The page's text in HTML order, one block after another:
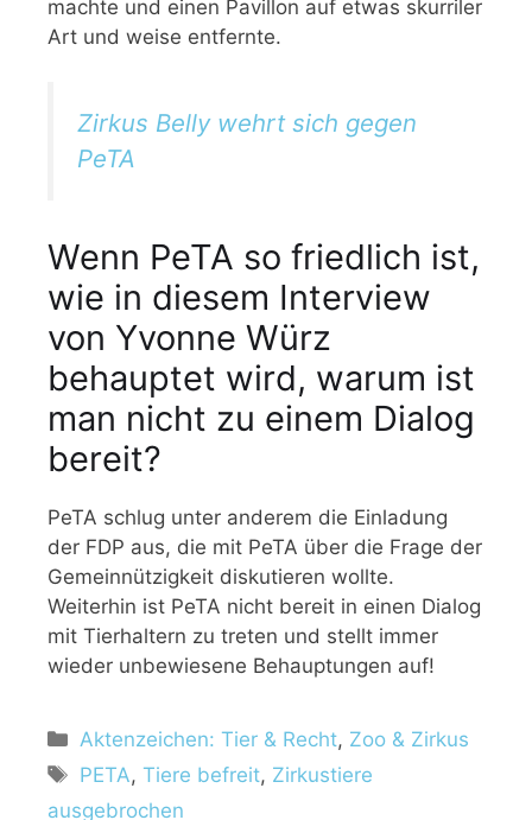
machte und einen Pavillon auf etwas skurriler
Art und weise entfernte.
Zirkus Belly wehrt sich gegen
PeTA
Wenn PeTA so friedlich ist,
wie in diesem Interview
von Yvonne Würz
behauptet wird, warum ist
man nicht zu einem Dialog
bereit?
PeTA schlug unter anderem die Einladung
der FDP aus, die mit PeTA über die Frage der
Gemeinnützigkeit diskutieren wollte.
Weiterhin ist PeTA nicht bereit in einen Dialog
mit Tierhaltern zu treten und stellt immer
wieder unbewiesene Behauptungen auf!
K
a
Aktenzeichen: Tier & Recht, Zoo & Zirkus
S
PETA,Tiere befreit, Zirkustiere
ausgebrochen